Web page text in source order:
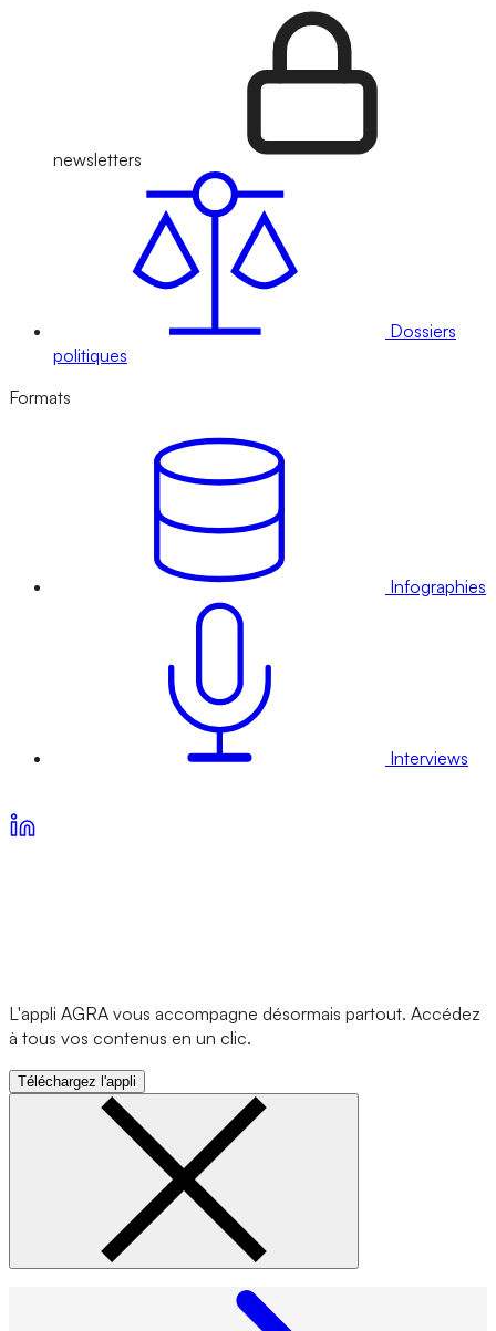
newsletters
Dossiers
politiques
Formats
Infographies
Interviews
L'appli AGRA vous accompagne désormais partout. Accédez
à tous vos contenus en un clic.
Téléchargez l'appli